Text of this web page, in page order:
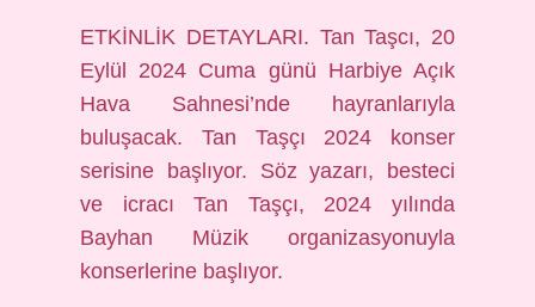
ETKİNLİK DETAYLARI. Tan Taşcı, 20
Eylül 2024 Cuma günü Harbiye Açık
Hava Sahnesi’nde hayranlarıyla
buluşacak. Tan Taşçı 2024 konser
serisine başlıyor. Söz yazarı, besteci
ve icracı Tan Taşçı, 2024 yılında
Bayhan Müzik organizasyonuyla
konserlerine başlıyor.